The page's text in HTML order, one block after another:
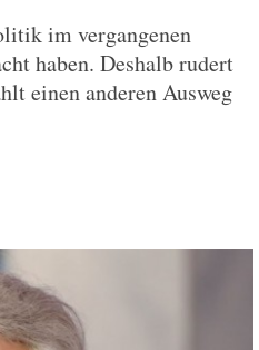
im vergangenen
haben. Deshalb rudert
einen anderen Ausweg